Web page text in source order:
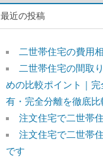
最近の投稿
二世帯住宅の費用
二世帯住宅の間取
めの比較ポイント｜
有・完全分離を徹底比
注文住宅で二世帯
注文住宅で二世帯
です